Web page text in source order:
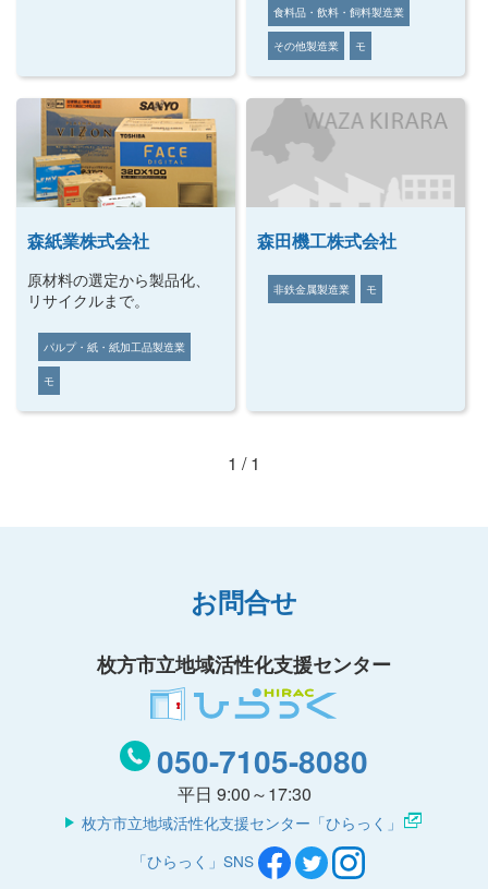
食料品・飲料・飼料製造業
その他製造業 モ
森紙業株式会社
原材料の選定から製品化、
リサイクルまで。
パルプ・紙・紙加工品製造業
モ
森田機工株式会社
非鉄金属製造業 モ
1 / 1
お問合せ
枚方市立地域活性化支援センター
050-7105-8080
平日 9:00～17:30
枚方市立地域活性化支援センター「ひらっく」
「ひらっく」SNS